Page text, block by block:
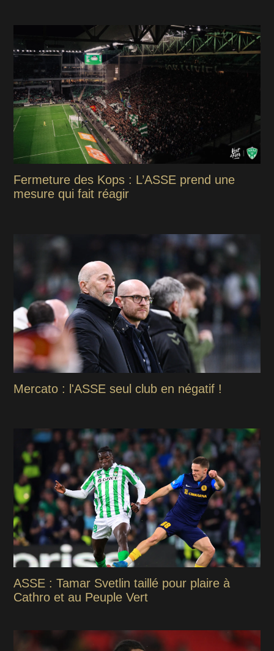
Fermeture des Kops : L’ASSE prend une
mesure qui fait réagir
Mercato : l'ASSE seul club en négatif !
ASSE : Tamar Svetlin taillé pour plaire à
Cathro et au Peuple Vert